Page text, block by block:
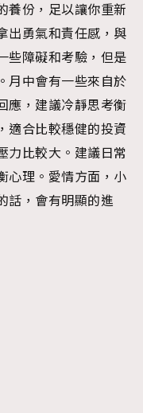
養份，足以讓你重新
出勇氣和責任感，與
些障礙和考驗，但是
月中會有一些來自於
應，建議冷靜思考衡
適合比較穩健的投資
力比較大。建議日常
心理。愛情方面，小
話，會有明顯的進